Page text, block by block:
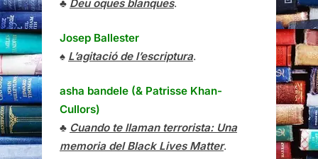
♣ Deu oques blanques.
Josep Ballester
♠ L’agitació de l’escriptura.
asha bandele (& Patrisse Khan-
Cullors)
♣ Cuando te llaman terrorista: Una
memoria del Black Lives Matter.